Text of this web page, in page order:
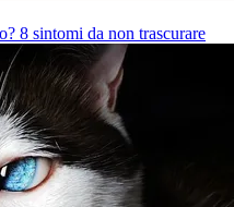
8 sintomi da non trascurare